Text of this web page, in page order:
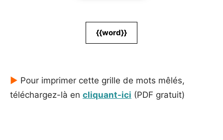
{{word}}
► Pour imprimer cette grille de mots mêlés,
téléchargez-là en cliquant-ici (PDF gratuit)